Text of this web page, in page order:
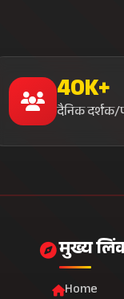
40K+
दैनिक
मुख्य
Home